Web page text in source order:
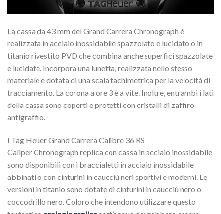
La cassa da 43 mm del Grand Carrera Chronograph è
realizzata in acciaio inossidabile spazzolato e lucidato o in
titanio rivestito PVD che combina anche superfici spazzolate
e lucidate. Incorpora una lunetta, realizzata nello stesso
materiale e dotata di una scala tachimetrica per la velocità di
tracciamento. La corona a ore 3 è a vite. Inoltre, entrambi i lati
della cassa sono coperti e protetti con cristalli di zaffiro
antigraffio.
I Tag Heuer Grand Carrera Calibre 36 RS
Caliper Chronograph replica con cassa in acciaio inossidabile
sono disponibili con i braccialetti in acciaio inossidabile
abbinati o con cinturini in caucciù neri sportivi e moderni. Le
versioni in titanio sono dotate di cinturini in caucciù nero o
coccodrillo nero. Coloro che intendono utilizzare questo